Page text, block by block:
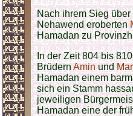
Nach ihrem Sieg
Nehawend eroberten
Hamadan zu
In der Zeit 804 bis
BrüdernAminund
Hamadan einem
sich ein Stamm
jeweiligen
Hamadan eine der